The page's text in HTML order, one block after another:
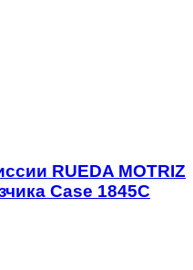
RUEDA MOTRIZ
Case 1845C